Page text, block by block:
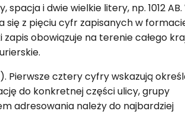
i dwie wielkie litery, np. 1012 AB.
się z pięciu cyfr zapisanych w
zapis obowiązuje na terenie całego
Pierwsze cztery cyfry wskazują
do konkretnej części ulicy, grupy
adresowania należy do najbardziej